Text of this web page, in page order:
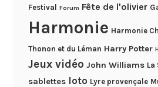
Festival Forum Fête de l'olivier
Harmonie Harmonie
Thonon et du Léman Harry Potter
Jeux vidéo John Williams La
sablettes loto Lyre provençale